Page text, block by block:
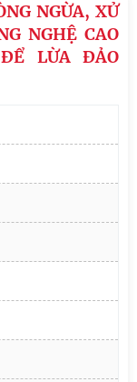
NGỪA, XỬ
NGHỆ CAO
LỪA ĐẢO